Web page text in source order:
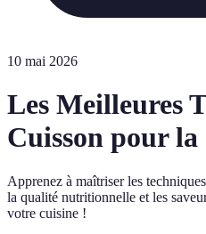
10 mai 2026
Les Meilleures
Cuisson pour la
Apprenez à maîtriser les
la qualité nutritionnelle et les
votre cuisine !